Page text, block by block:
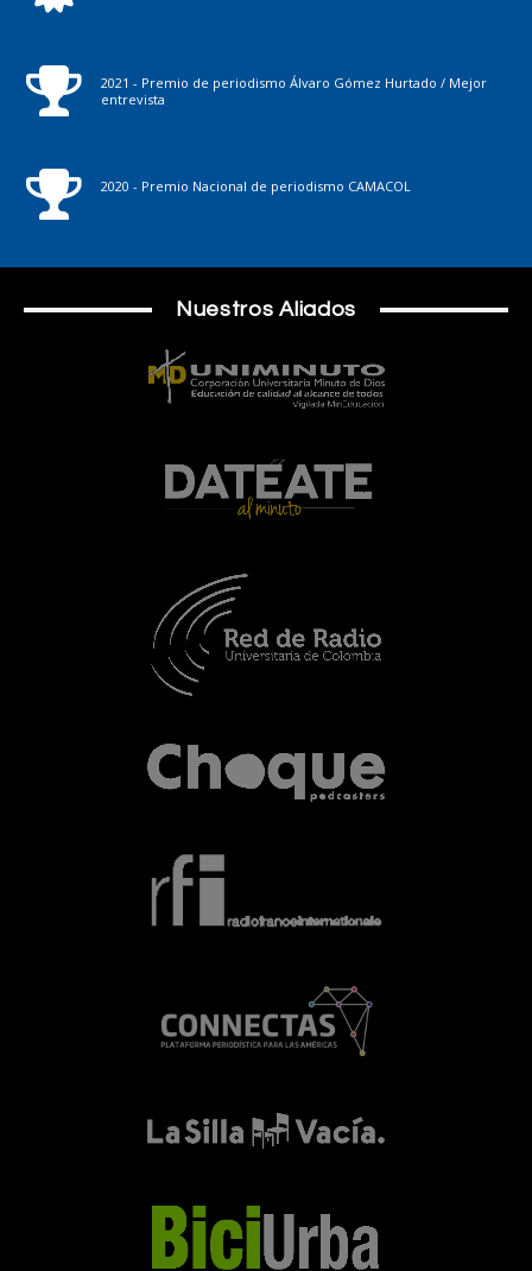
2021 - Premio de periodismo Álvaro Gómez Hurtado / Mejor
entrevista
2020 - Premio Nacional de periodismo CAMACOL
Nuestros Aliados